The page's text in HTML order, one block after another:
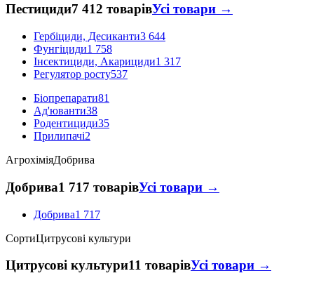
Пестициди7 412 товарівУсі товари →
Гербіциди, Десиканти3 644
Фунгіциди1 758
Інсектициди, Акарициди1 317
Регулятор росту537
Біопрепарати81
Ад'юванти38
Родентициди35
Прилипачі2
АгрохіміяДобрива
Добрива1 717 товарівУсі товари →
Добрива1 717
СортиЦитрусові культури
Цитрусові культури11 товарівУсі товари →